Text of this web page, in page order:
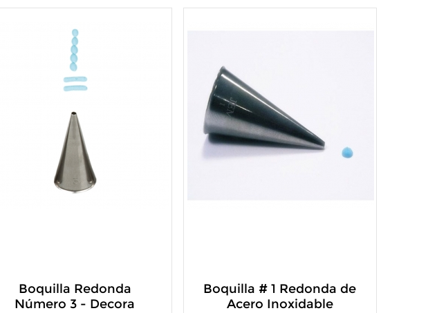
Boquilla Redonda
Número 3 - Decora
Boquilla # 1 Redonda de
Acero Inoxidable